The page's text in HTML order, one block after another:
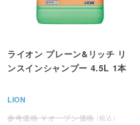
ライオン プレーン&リッチ リ
ンスインシャンプー 4.5L 1本
LION
オープン価格